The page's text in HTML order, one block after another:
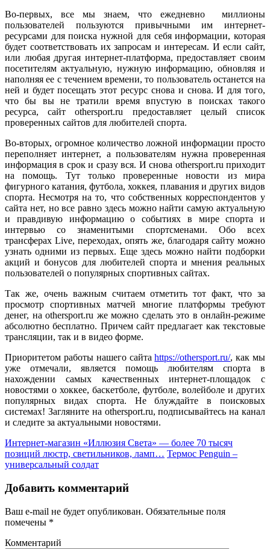
Во-первых, все мы знаем, что ежедневно миллионы
пользователей пользуются привычными им интернет-
ресурсами для поиска нужной для себя информации, которая
будет соответствовать их запросам и интересам. И если сайт,
или любая другая интернет-платформа, предоставляет своим
посетителям актуальную, нужную информацию, обновляя и
наполняя ее с течением времени, то пользователь останется на
ней и будет посещать этот ресурс снова и снова. И для того,
что бы вы не тратили время впустую в поисках такого
ресурса, сайт othersport.ru предоставляет целый список
проверенных сайтов для любителей спорта.
Во-вторых, огромное количество ложной информации просто
переполняет интернет, а пользователям нужна проверенная
информация в срок и сразу вся. И снова othersport.ru приходит
на помощь. Тут только проверенные новости из мира
фигурного катания, футбола, хоккея, плавания и других видов
спорта. Несмотря на то, что собственных корреспондентов у
сайта нет, но все равно здесь можно найти самую актуальную
и правдивую информацию о событиях в мире спорта и
интервью со знаменитыми спортсменами. Обо всех
трансферах Live, переходах, опять же, благодаря сайту можно
узнать одними из первых. Еще здесь можно найти подборки
акций и бонусов для любителей спорта и мнения реальных
пользователей о популярных спортивных сайтах.
Так же, очень важным считаем отметить тот факт, что за
просмотр спортивных матчей многие платформы требуют
денег, на othersport.ru же можно сделать это в онлайн-режиме
абсолютно бесплатно. Причем сайт предлагает как текстовые
трансляции, так и в видео форме.
Приоритетом работы нашего сайтаhttps://othersport.ru/, как мы
уже отмечали, является помощь любителям спорта в
нахождении самых качественных интернет-площадок с
новостями о хоккее, баскетболе, футболе, волейболе и других
популярных видах спорта. Не блуждайте в поисковых
системах! Загляните на othersport.ru, подписывайтесь на канал
и следите за актуальными новостями.
Интернет-магазин «Иллюзия Света» — более 70 тысяч
позиций люстр, светильников, ламп… Термос Penguin –
универсальный солдат
Добавить комментарий
Ваш e-mail не будет опубликован. Обязательные поля
помечены *
Комментарий